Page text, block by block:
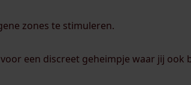
zones te stimuleren.
een discreet geheimpje waar jij ook